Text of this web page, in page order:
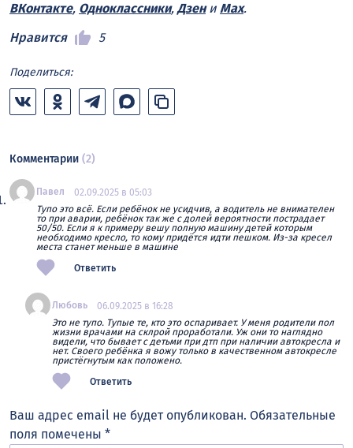
ВКонтакте, Одноклассники, Дзени Max.
Нравится
5
Поделиться:
Комментарии (2)
Павел
02.09.2025 в 05:03
Тупо это всё. Если ребёнок не усидчив, а водитель не внимателен
то при аварии, ребёнок так же с долей вероятности пострадает
50/50. Если я к примеру вешу полную машину детей которым
необходимо кресло, то кому придётся идти пешком. Из-за кресел
места станет меньше в машине
Ответить
Любовь
06.09.2025 в 16:28
Это не тупо. Тупые те, кто это оспаривает. У меня родители пол
жизни врачами на склрой проработали. Уж они то наглядно
видели, что бывает с детьми при дтп при наличии автокресла и
нет. Своего ребёнка я вожу только в качественном автокресле
пристёгнутым как положено.
Ответить
Ваш адрес email не будет опубликован. Обязательные
поля помечены *